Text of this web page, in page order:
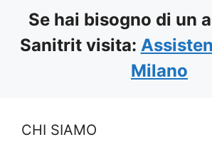
Se hai bisogno di un
Sanitrit visita:
Milano
CHI SIAMO